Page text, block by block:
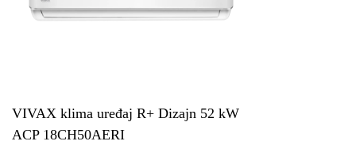
VIVAX klima uređaj R+ Dizajn 52 kW
ACP 18CH50AERI